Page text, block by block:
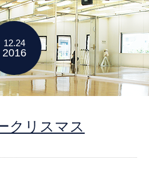
12.24
2016
クリスマス